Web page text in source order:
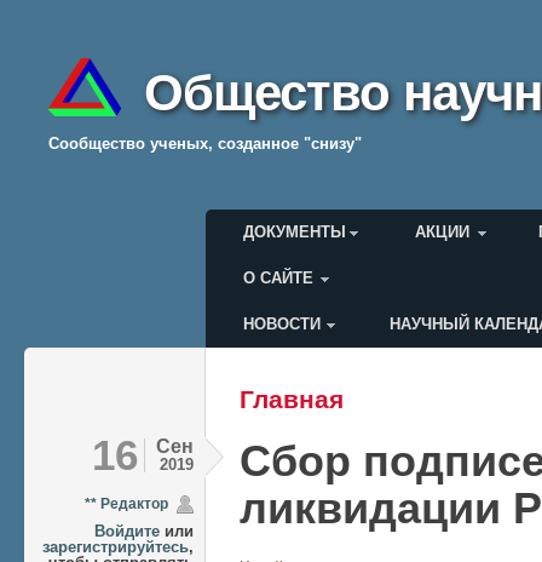
Общество
Cообщество ученых, созданное "снизу"
Главное меню
ДОКУМЕНТЫ АКЦИИ
О САЙТЕ
Меню пользователя
НОВОСТИ НАУЧНЫЙ
Вы здесь
Главная
16 Сен
2019
** Редактор
Войдите или
зарегистрируйтесь,
Сбор
ликвидации